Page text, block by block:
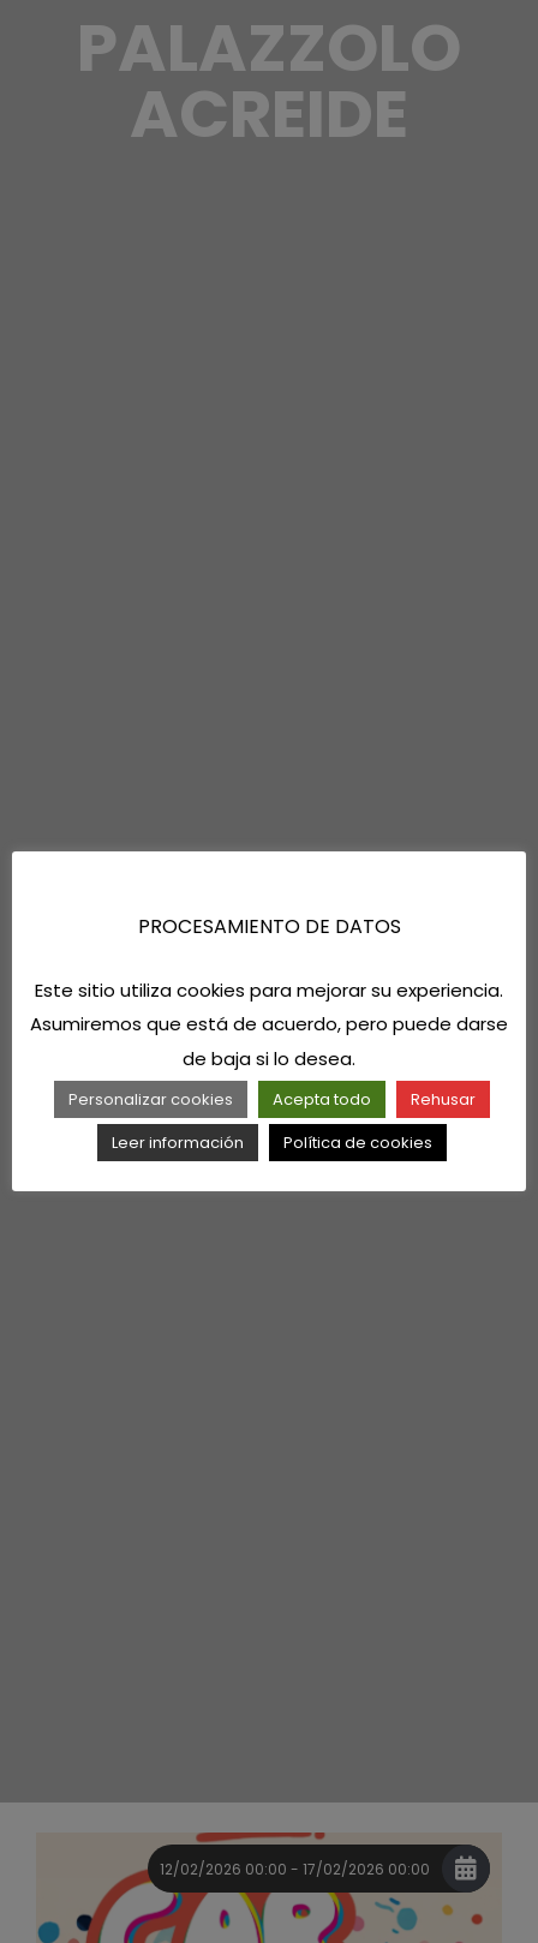
PALAZZOLO
ACREIDE
12/02/2026 00:00 - 17/02/2026 00:00
PROCESAMIENTO DE DATOS
Este sitio utiliza cookies para mejorar su experiencia.
Asumiremos que está de acuerdo, pero puede darse
de baja si lo desea.
Personalizar cookies Acepta todo
Rehusar
Leer información
Política de cookies